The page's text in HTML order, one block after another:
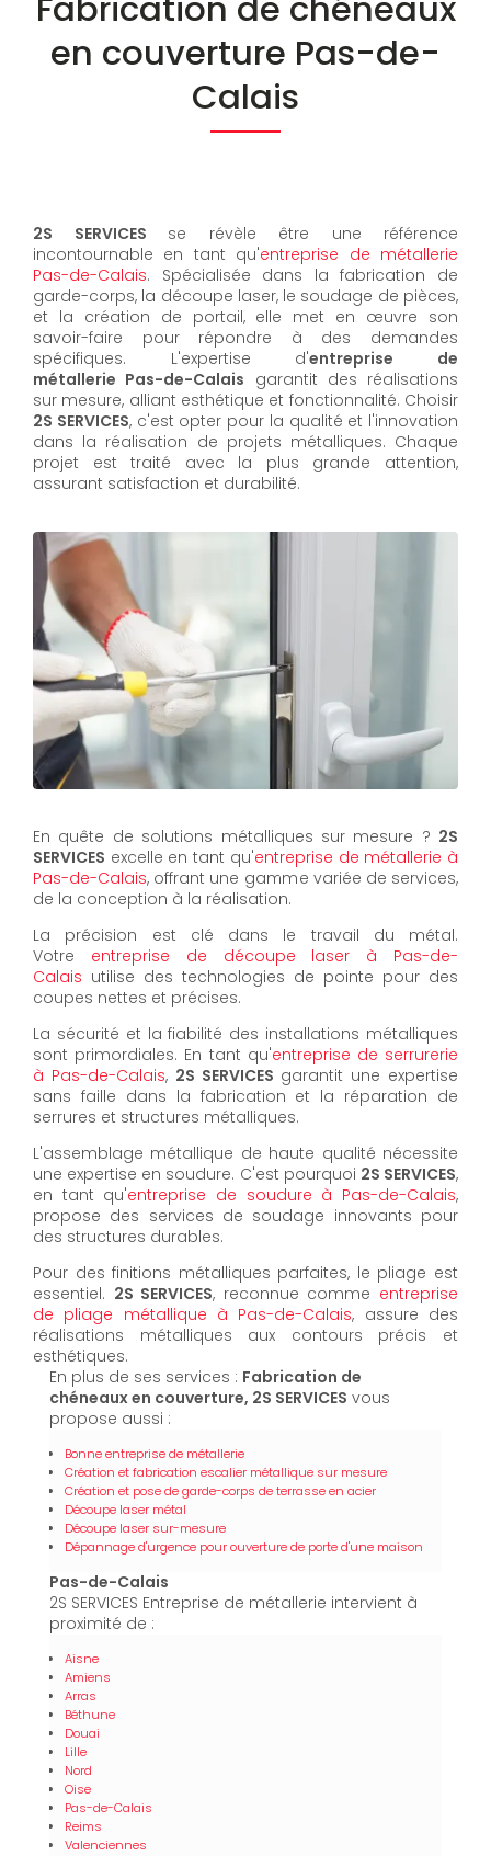
en couverture Pas-de-
Calais
2S SERVICES se révèle être une référence
incontournable en tant qu'entreprise de métallerie
Pas-de-Calais. Spécialisée dans la fabrication de
garde-corps, la découpe laser, le soudage de pièces,
et la création de portail, elle met en œuvre son
savoir-faire pour répondre à des demandes
spécifiques. L'expertise d'entreprise de
métallerie Pas-de-Calais garantit des réalisations
sur mesure, alliant esthétique et fonctionnalité. Choisir
2S SERVICES, c'est opter pour la qualité et l'innovation
dans la réalisation de projets métalliques. Chaque
projet est traité avec la plus grande attention,
assurant satisfaction et durabilité.
En quête de solutions métalliques sur mesure ? 2S
SERVICES excelle en tant qu'entreprise de métallerie à
Pas-de-Calais, offrant une gamme variée de services,
de la conception à la réalisation.
La précision est clé dans le travail du métal.
Votre entreprise de découpe laser à Pas-de-
Calais utilise des technologies de pointe pour des
coupes nettes et précises.
La sécurité et la fiabilité des installations métalliques
sont primordiales. En tant qu'entreprise de serrurerie
à Pas-de-Calais, 2S SERVICES garantit une expertise
sans faille dans la fabrication et la réparation de
serrures et structures métalliques.
L'assemblage métallique de haute qualité nécessite
une expertise en soudure. C'est pourquoi 2S SERVICES,
en tant qu'entreprise de soudure à Pas-de-Calais,
propose des services de soudage innovants pour
des structures durables.
Pour des finitions métalliques parfaites, le pliage est
essentiel. 2S SERVICES, reconnue comme entreprise
de pliage métallique à Pas-de-Calais, assure des
réalisations métalliques aux contours précis et
esthétiques.
En plus de ses services : Fabrication de
chéneaux en couverture, 2S SERVICES vous
propose aussi :
Bonne entreprise de métallerie
Création et fabrication escalier métallique sur mesure
Création et pose de garde-corps de terrasse en acier
Découpe laser métal
Découpe laser sur-mesure
Dépannage d'urgence pour ouverture de porte d'une maison
Pas-de-Calais
2S SERVICES Entreprise de métallerie intervient à
proximité de :
Aisne
Amiens
Arras
Béthune
Douai
Lille
Nord
Oise
Pas-de-Calais
Reims
Valenciennes